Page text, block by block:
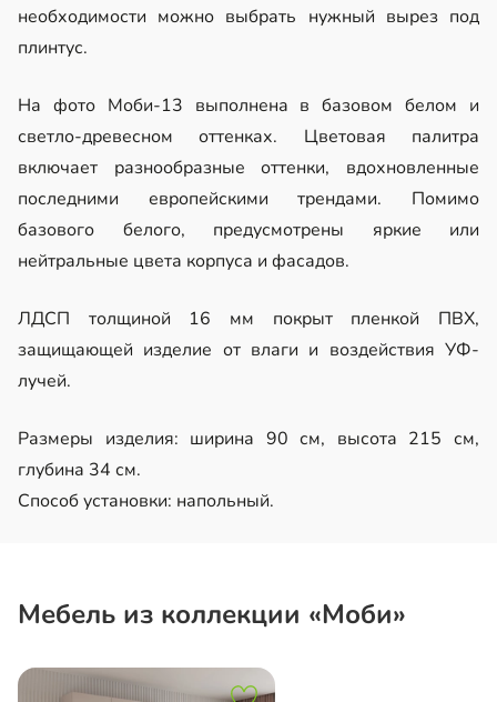
Выбрать размер
необходимости можно выбрать нужный вырез под
плинтус.
На фото Моби-13 выполнена в базовом белом и
светло-древесном оттенках. Цветовая палитра
включает разнообразные оттенки, вдохновленные
последними европейскими трендами. Помимо
базового белого, предусмотрены яркие или
нейтральные цвета корпуса и фасадов.
ЛДСП толщиной 16 мм покрыт пленкой ПВХ,
защищающей изделие от влаги и воздействия УФ-
лучей.
Размеры изделия: ширина 90 см, высота 215 см,
глубина 34 см.
Способ установки: напольный.
Мебель из коллекции «Моби»